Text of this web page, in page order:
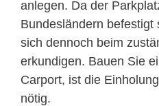
anlegen. Da der
Bundesländern befestigt
sich dennoch beim
erkundigen. Bauen Sie
Carport, ist die
nötig.